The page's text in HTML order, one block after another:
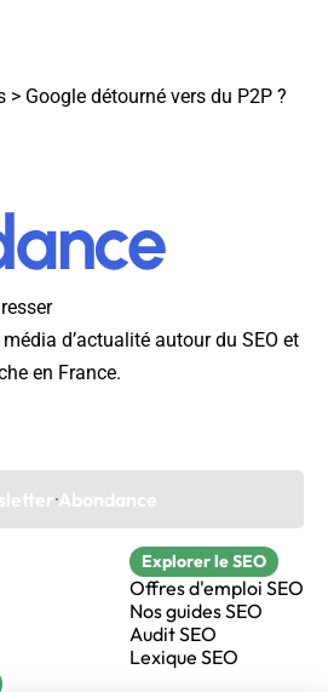
> Google détourné vers du P2P ?
d’actualité autour du SEO et
en France.
Abondance
Explorer le SEO
Offres d'emploi SEO
Nos guides SEO
Audit SEO
Lexique SEO